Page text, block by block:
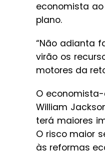
economista
plano.
“Não adianta
virão os
motores da
O
William
terá maiores
O risco maior
às reformas